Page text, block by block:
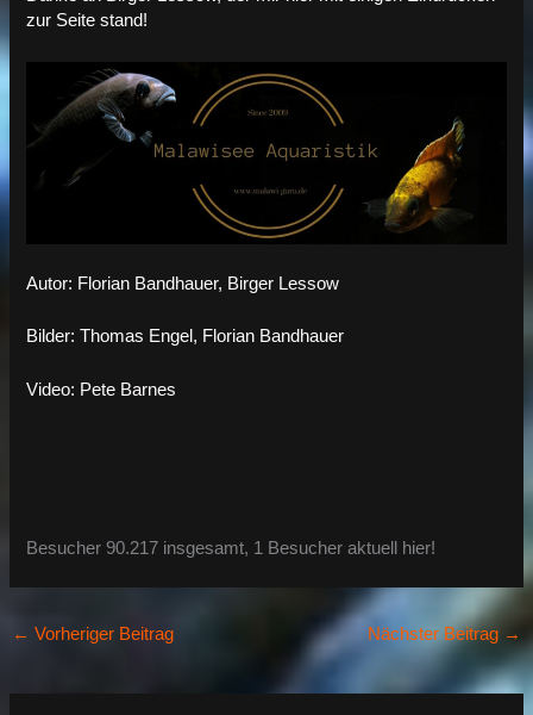
zur Seite stand!
Autor: Florian Bandhauer, Birger Lessow
Bilder: Thomas Engel, Florian Bandhauer
Video: Pete Barnes
Besucher 90.217 insgesamt, 1 Besucher aktuell hier!
← Vorheriger Beitrag Nächster Beitrag →